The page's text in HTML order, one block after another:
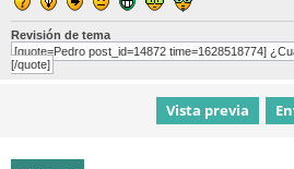
Revisión de tema
[quote=Pedro post_id=14872 time=1628518774]
[/quote]